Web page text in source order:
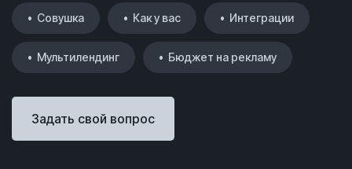
• Совушка • Как у вас • Интеграции
• Мультилендинг • Бюджет на рекламу
Задать свой вопрос